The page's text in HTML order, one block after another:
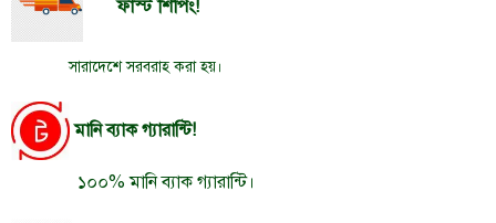
ফাস্ট শিপিং!
সারাদেশে সরবরাহ করা হয়।
মানি ব্যাক গ্যারান্টি!
১০০% মানি ব্যাক গ্যারান্টি।